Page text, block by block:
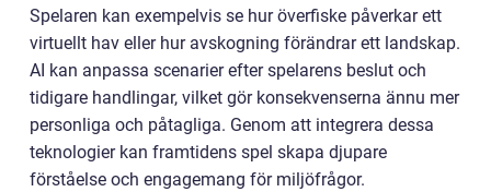
Spelaren kan exempelvis se hur överfiske påverkar ett
virtuellt hav eller hur avskogning förändrar ett landskap.
AI kan anpassa scenarier efter spelarens beslut och
tidigare handlingar, vilket gör konsekvenserna ännu mer
personliga och påtagliga. Genom att integrera dessa
teknologier kan framtidens spel skapa djupare
förståelse och engagemang för miljöfrågor.